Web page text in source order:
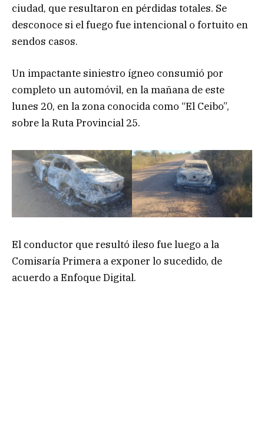
ciudad, que resultaron en pérdidas totales. Se
desconoce si el fuego fue intencional o fortuito en
sendos casos.
Un impactante siniestro ígneo consumió por
completo un automóvil, en la mañana de este
lunes 20, en la zona conocida como “El Ceibo”,
sobre la Ruta Provincial 25.
El conductor que resultó ileso fue luego a la
Comisaría Primera a exponer lo sucedido, de
acuerdo a Enfoque Digital.